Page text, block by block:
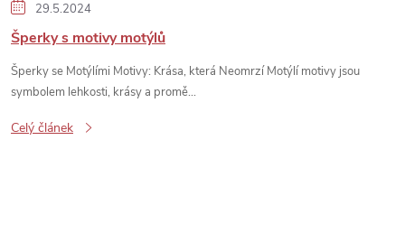
29.5.2024
Šperky s motivy motýlů
Šperky se Motýlími Motivy: Krása, která Neomrzí Motýlí motivy jsou
symbolem lehkosti, krásy a promě...
Celý článek